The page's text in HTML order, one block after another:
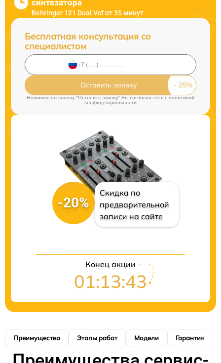
синтезатора
Behringer 121 Dual Vcf от 35 минут
Бесплатная консультация со
специалистом
Оставить заявку
Нажимая на кнопку "Оставить заявку" Вы соглашаетесь cполитикой
конфиденциальности
-20%
Скидка по
предварительной
записи на сайте
Конец акции
01:13:42
Преимущества Этапы работ Модели Гарантия